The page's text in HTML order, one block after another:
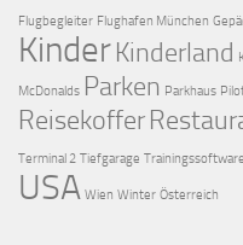
Flugbegleiter Flughafen München
KinderKinderland
McDonalds Parken Parkhaus
Reisekoffer
Terminal 2 Tiefgarage Trainingssoftware
USA Wien Winter Österreich